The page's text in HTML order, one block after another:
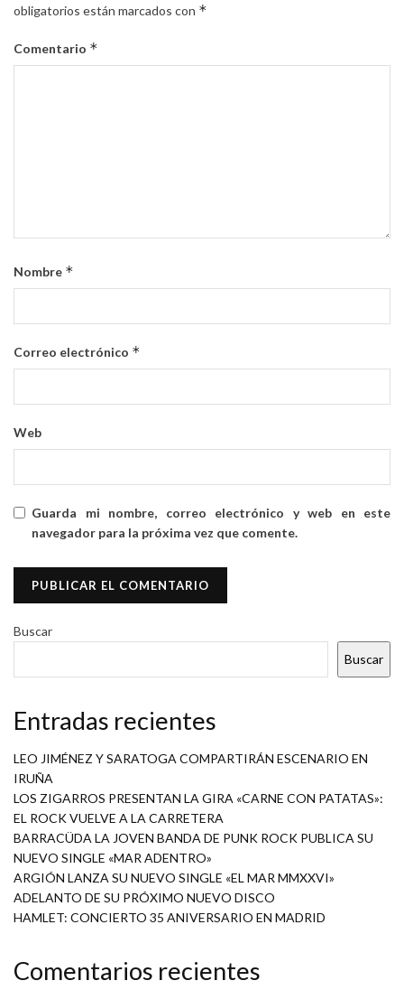
obligatorios están marcados con *
Comentario *
Nombre *
Correo electrónico *
Web
Guarda mi nombre, correo electrónico y web en este
navegador para la próxima vez que comente.
Buscar
Buscar
Entradas recientes
LEO JIMÉNEZ Y SARATOGA COMPARTIRÁN ESCENARIO EN
IRUÑA
LOS ZIGARROS PRESENTAN LA GIRA «CARNE CON PATATAS»:
EL ROCK VUELVE A LA CARRETERA
BARRACÜDA LA JOVEN BANDA DE PUNK ROCK PUBLICA SU
NUEVO SINGLE «MAR ADENTRO»
ARGIÓN LANZA SU NUEVO SINGLE «EL MAR MMXXVI»
ADELANTO DE SU PRÓXIMO NUEVO DISCO
HAMLET: CONCIERTO 35 ANIVERSARIO EN MADRID
Comentarios recientes